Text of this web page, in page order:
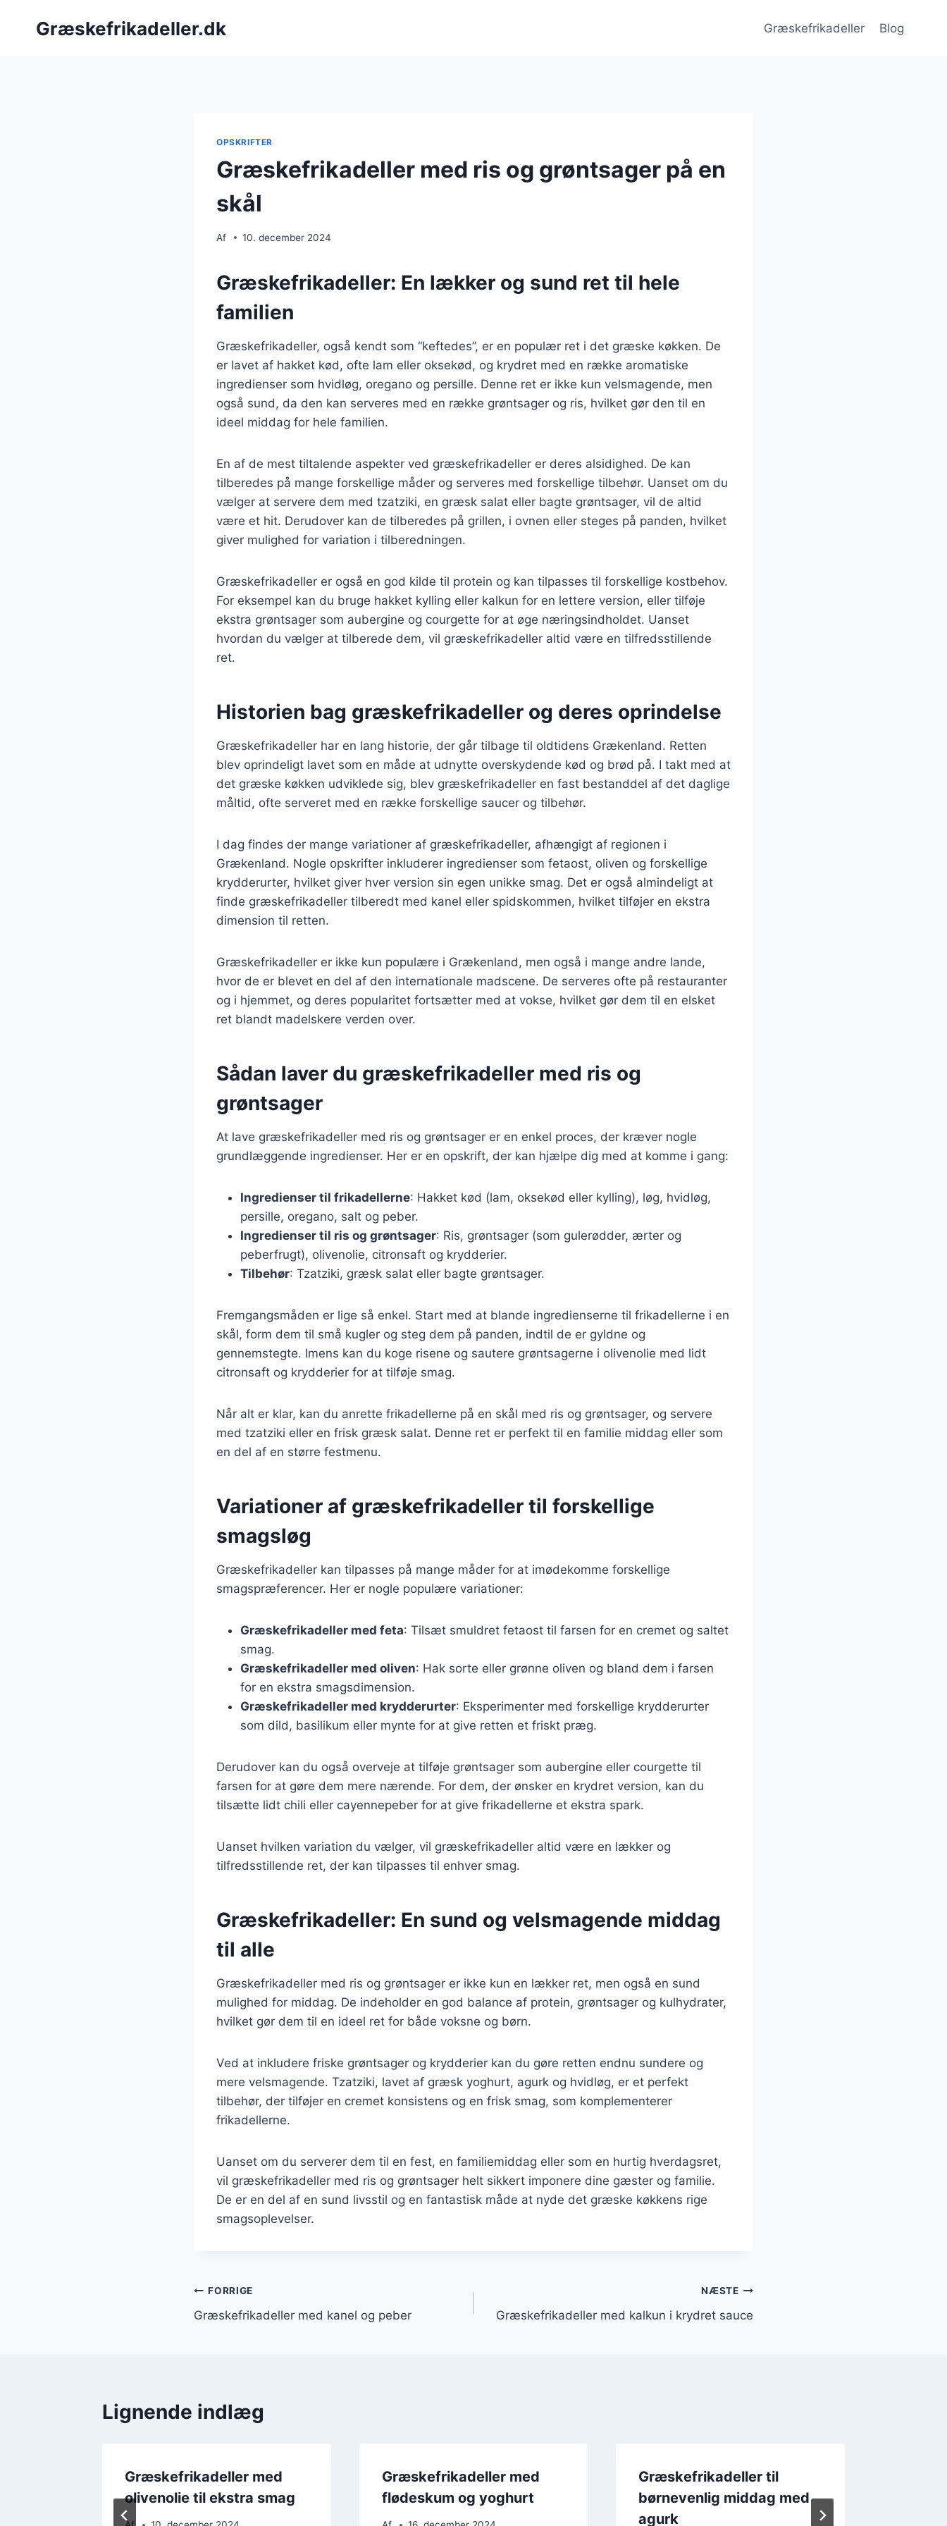
Græskefrikadeller.dk Græskefrikadeller Blog
OPSKRIFTER
Græskefrikadeller med ris og grøntsager på en
skål
Af 10. december 2024
Græskefrikadeller: En lækker og sund ret til hele
familien
Græskefrikadeller, også kendt som “keftedes”, er en populær ret i det græske køkken. De
er lavet af hakket kød, ofte lam eller oksekød, og krydret med en række aromatiske
ingredienser som hvidløg, oregano og persille. Denne ret er ikke kun velsmagende, men
også sund, da den kan serveres med en række grøntsager og ris, hvilket gør den til en
ideel middag for hele familien.
En af de mest tiltalende aspekter ved græskefrikadeller er deres alsidighed. De kan
tilberedes på mange forskellige måder og serveres med forskellige tilbehør. Uanset om du
vælger at servere dem med tzatziki, en græsk salat eller bagte grøntsager, vil de altid
være et hit. Derudover kan de tilberedes på grillen, i ovnen eller steges på panden, hvilket
giver mulighed for variation i tilberedningen.
Græskefrikadeller er også en god kilde til protein og kan tilpasses til forskellige kostbehov.
For eksempel kan du bruge hakket kylling eller kalkun for en lettere version, eller tilføje
ekstra grøntsager som aubergine og courgette for at øge næringsindholdet. Uanset
hvordan du vælger at tilberede dem, vil græskefrikadeller altid være en tilfredsstillende
ret.
Historien bag græskefrikadeller og deres oprindelse
Græskefrikadeller har en lang historie, der går tilbage til oldtidens Grækenland. Retten
blev oprindeligt lavet som en måde at udnytte overskydende kød og brød på. I takt med at
det græske køkken udviklede sig, blev græskefrikadeller en fast bestanddel af det daglige
måltid, ofte serveret med en række forskellige saucer og tilbehør.
I dag findes der mange variationer af græskefrikadeller, afhængigt af regionen i
Grækenland. Nogle opskrifter inkluderer ingredienser som fetaost, oliven og forskellige
krydderurter, hvilket giver hver version sin egen unikke smag. Det er også almindeligt at
finde græskefrikadeller tilberedt med kanel eller spidskommen, hvilket tilføjer en ekstra
dimension til retten.
Græskefrikadeller er ikke kun populære i Grækenland, men også i mange andre lande,
hvor de er blevet en del af den internationale madscene. De serveres ofte på restauranter
og i hjemmet, og deres popularitet fortsætter med at vokse, hvilket gør dem til en elsket
ret blandt madelskere verden over.
Sådan laver du græskefrikadeller med ris og
grøntsager
At lave græskefrikadeller med ris og grøntsager er en enkel proces, der kræver nogle
grundlæggende ingredienser. Her er en opskrift, der kan hjælpe dig med at komme i gang:
Ingredienser til frikadellerne: Hakket kød (lam, oksekød eller kylling), løg, hvidløg,
persille, oregano, salt og peber.
Ingredienser til ris og grøntsager: Ris, grøntsager (som gulerødder, ærter og
peberfrugt), olivenolie, citronsaft og krydderier.
Tilbehør: Tzatziki, græsk salat eller bagte grøntsager.
Fremgangsmåden er lige så enkel. Start med at blande ingredienserne til frikadellerne i en
skål, form dem til små kugler og steg dem på panden, indtil de er gyldne og
gennemstegte. Imens kan du koge risene og sautere grøntsagerne i olivenolie med lidt
citronsaft og krydderier for at tilføje smag.
Når alt er klar, kan du anrette frikadellerne på en skål med ris og grøntsager, og servere
med tzatziki eller en frisk græsk salat. Denne ret er perfekt til en familie middag eller som
en del af en større festmenu.
Variationer af græskefrikadeller til forskellige
smagsløg
Græskefrikadeller kan tilpasses på mange måder for at imødekomme forskellige
smagspræferencer. Her er nogle populære variationer:
Græskefrikadeller med feta: Tilsæt smuldret fetaost til farsen for en cremet og saltet
smag.
Græskefrikadeller med oliven: Hak sorte eller grønne oliven og bland dem i farsen
for en ekstra smagsdimension.
Græskefrikadeller med krydderurter: Eksperimenter med forskellige krydderurter
som dild, basilikum eller mynte for at give retten et friskt præg.
Derudover kan du også overveje at tilføje grøntsager som aubergine eller courgette til
farsen for at gøre dem mere nærende. For dem, der ønsker en krydret version, kan du
tilsætte lidt chili eller cayennepeber for at give frikadellerne et ekstra spark.
Uanset hvilken variation du vælger, vil græskefrikadeller altid være en lækker og
tilfredsstillende ret, der kan tilpasses til enhver smag.
Græskefrikadeller: En sund og velsmagende middag
til alle
Græskefrikadeller med ris og grøntsager er ikke kun en lækker ret, men også en sund
mulighed for middag. De indeholder en god balance af protein, grøntsager og kulhydrater,
hvilket gør dem til en ideel ret for både voksne og børn.
Ved at inkludere friske grøntsager og krydderier kan du gøre retten endnu sundere og
mere velsmagende. Tzatziki, lavet af græsk yoghurt, agurk og hvidløg, er et perfekt
tilbehør, der tilføjer en cremet konsistens og en frisk smag, som komplementerer
frikadellerne.
Uanset om du serverer dem til en fest, en familiemiddag eller som en hurtig hverdagsret,
vil græskefrikadeller med ris og grøntsager helt sikkert imponere dine gæster og familie.
De er en del af en sund livsstil og en fantastisk måde at nyde det græske køkkens rige
smagsoplevelser.
Indlægsnavigation
FORRIGE
Græskefrikadeller med kanel og peber
NÆSTE
Græskefrikadeller med kalkun i krydret sauce
Lignende indlæg
Græskefrikadeller med
olivenolie til ekstra smag
Græskefrikadeller med
flødeskum og yoghurt
Græskefrikadeller til
børnevenlig middag med
agurk